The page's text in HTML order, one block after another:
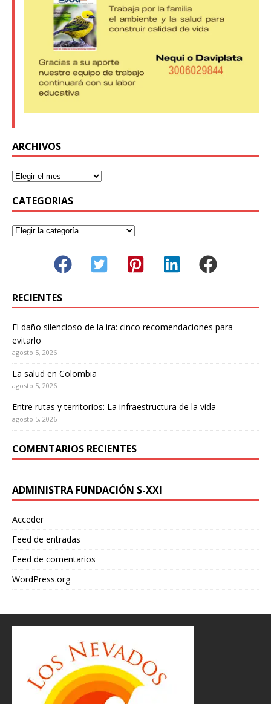
ARCHIVOS
CATEGORIAS
RECIENTES
El daño silencioso de la ira: cinco recomendaciones para
evitarlo
agosto 5, 2026
La salud en Colombia
agosto 5, 2026
Entre rutas y territorios: La infraestructura de la vida
agosto 5, 2026
COMENTARIOS RECIENTES
ADMINISTRA FUNDACIÓN S-XXI
Acceder
Feed de entradas
Feed de comentarios
WordPress.org